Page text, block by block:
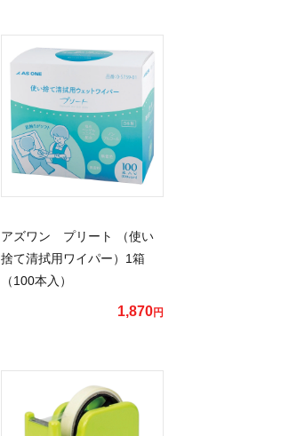
アズワン プリート （使い
捨て清拭用ワイパー）1箱
（100本入）
1,870円